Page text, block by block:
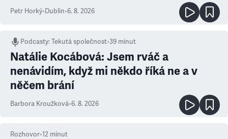
Petr Horký•Dublin•6. 8. 2026
Podcasty:Tekutá společnost•39 minut
Natálie Kocábová: Jsem rváč a
nenávidím, když mi někdo říká ne a v
něčem brání
Barbora Kroužková•6. 8. 2026
Rozhovor•12 minut